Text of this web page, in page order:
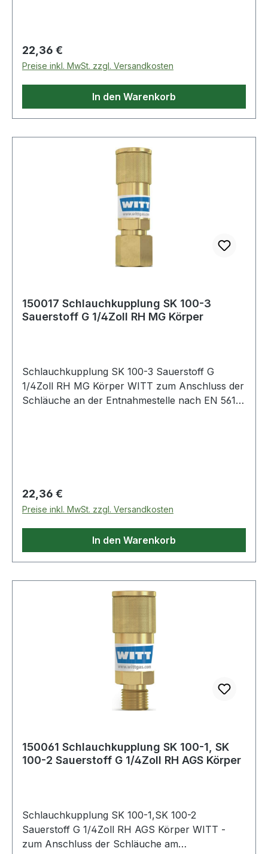
Regulärer Preis:
22,36 €
Preise inkl. MwSt. zzgl. Versandkosten
In den Warenkorb
150017 Schlauchkupplung SK 100-3
Sauerstoff G 1/4Zoll RH MG Körper
Schlauchkupplung SK 100-3 Sauerstoff G
1/4Zoll RH MG Körper WITT zum Anschluss der
Schläuche an der Entnahmestelle nach EN 561 -
Regulärer Preis:
22,36 €
Preise inkl. MwSt. zzgl. Versandkosten
In den Warenkorb
150061 Schlauchkupplung SK 100-1, SK
100-2 Sauerstoff G 1/4Zoll RH AGS Körper
Schlauchkupplung SK 100-1,SK 100-2
Sauerstoff G 1/4Zoll RH AGS Körper WITT -
zum Anschluss der Schläuche am